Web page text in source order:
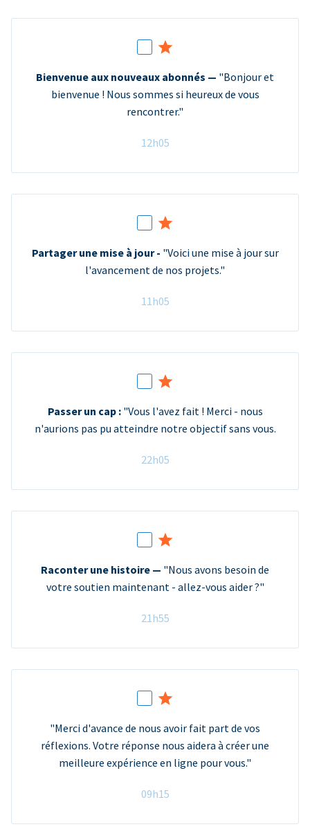
Bienvenue aux nouveaux abonnés — "Bonjour et
bienvenue ! Nous sommes si heureux de vous
rencontrer."
12h05
Partager une mise à jour - "Voici une mise à jour sur
l'avancement de nos projets."
11h05
Passer un cap :"Vous l'avez fait ! Merci - nous
n'aurions pas pu atteindre notre objectif sans vous.
22h05
Raconter une histoire — "Nous avons besoin de
votre soutien maintenant - allez-vous aider ?"
21h55
"Merci d'avance de nous avoir fait part de vos
réflexions. Votre réponse nous aidera à créer une
meilleure expérience en ligne pour vous."
09h15